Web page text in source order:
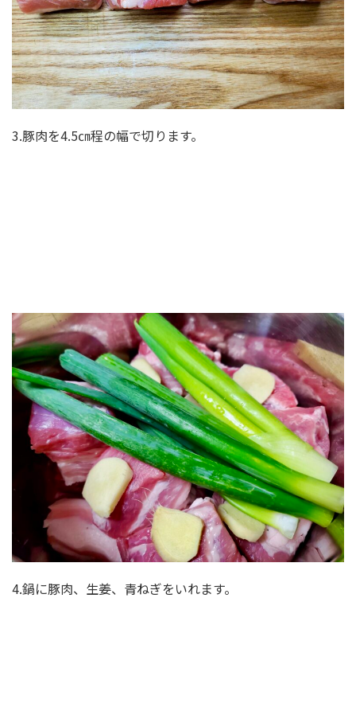
3.豚肉を4.5㎝程の幅で切ります。
4.鍋に豚肉、生姜、青ねぎをいれます。